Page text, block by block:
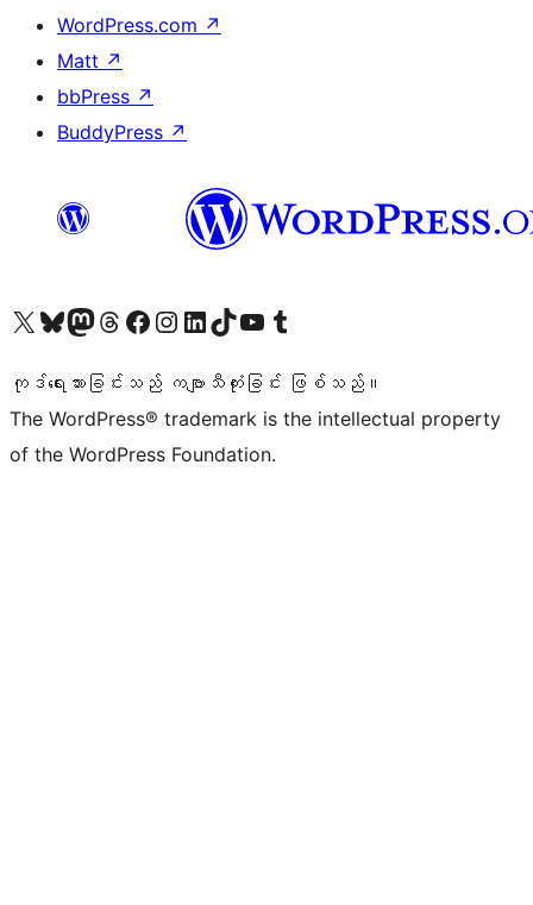
WordPress.com ↗
Matt ↗
bbPress ↗
BuddyPress ↗
ကျွန်ုပ်တို့၏ X (ယခင် Twitter) အကောင့်သို့ သွားရောက်ကြည့်ရှုပါကျွန်ုပ်တို့၏ Bluesky အကောင့်သို့ ဝင်ရောက်ကြည့်ရှုရန်
ကျွန်ုပ်တို့၏ Mastodon အကောင့်သို့ သွားရောက်ကြည့်ရှုပါကျွန်ုပ်တို့၏ Threads အကောင့်သို့ ဝင်ရောက်ကြည့်ရှုရန်
ကျွန်ုပ်တို့၏ Facebook စာမျက်နှာသို့ သွားရောက်ကြည့်ရှုပါကျွန်ုပ်တို့၏ Instagram အကောင့်သို့ သွားရောက်ကြည့်ရှုပါ ကျွန်ုပ်တို့၏ LinkedIn အကောင့်သို့ သွားရောက်ကြည့်ရှုပါကျွန်ုပ်တို့၏ TikTok အကောင့်သို့ ဝင်ရောက်ကြည့်ရှုရန်
ကျွန်ုပ်တို့၏ YouTube ချန်နယ်သို့ သွားရောက်ကြည့်ရှုပါ ကျွန်ုပ်တို့၏ Tumblr အကောင့်သို့ ဝင်ရောက်ကြည့်ရှုရန်
ကုဒ်ရေးသားခြင်းသည် ကဗျာသီကုံးခြင်း ဖြစ်သည်။
The WordPress® trademark is the intellectual property
of the WordPress Foundation.